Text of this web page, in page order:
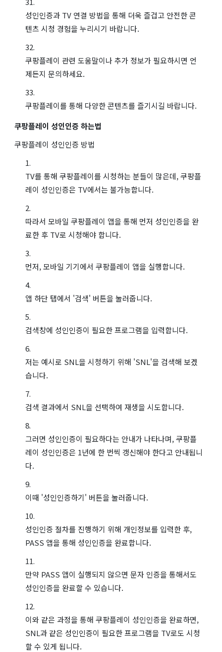
성인인증과 TV 연결 방법을 통해 더욱 즐겁고 안전한 콘
텐츠 시청 경험을 누리시기 바랍니다.
쿠팡플레이 관련 도움말이나 추가 정보가 필요하시면 언
제든지 문의하세요.
쿠팡플레이를 통해 다양한 콘텐츠를 즐기시길 바랍니다.
쿠팡플레이 성인인증 하는법
쿠팡플레이 성인인증 방법
TV를 통해 쿠팡플레이를 시청하는 분들이 많은데, 쿠팡플
레이 성인인증은 TV에서는 불가능합니다.
따라서 모바일 쿠팡플레이 앱을 통해 먼저 성인인증을 완
료한 후 TV로 시청해야 합니다.
먼저, 모바일 기기에서 쿠팡플레이 앱을 실행합니다.
앱 하단 탭에서 '검색' 버튼을 눌러줍니다.
검색창에 성인인증이 필요한 프로그램을 입력합니다.
저는 예시로 SNL을 시청하기 위해 'SNL'을 검색해 보겠
습니다.
검색 결과에서 SNL을 선택하여 재생을 시도합니다.
그러면 성인인증이 필요하다는 안내가 나타나며, 쿠팡플
레이 성인인증은 1년에 한 번씩 갱신해야 한다고 안내됩니
다.
이때 '성인인증하기' 버튼을 눌러줍니다.
성인인증 절차를 진행하기 위해 개인정보를 입력한 후,
PASS 앱을 통해 성인인증을 완료합니다.
만약 PASS 앱이 실행되지 않으면 문자 인증을 통해서도
성인인증을 완료할 수 있습니다.
이와 같은 과정을 통해 쿠팡플레이 성인인증을 완료하면,
SNL과 같은 성인인증이 필요한 프로그램을 TV로도 시청
할 수 있게 됩니다.